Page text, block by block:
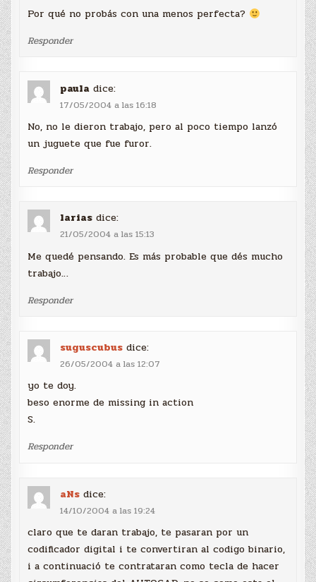
Por qué no probás con una menos perfecta?
Responder
paula dice:
17/05/2004 a las 16:18
No, no le dieron trabajo, pero al poco tiempo lanzó
un juguete que fue furor.
Responder
larias dice:
21/05/2004 a las 15:13
Me quedé pensando. Es más probable que dés mucho
trabajo…
Responder
suguscubus dice:
26/05/2004 a las 12:07
yo te doy.
beso enorme de missing in action
S.
Responder
aNs dice:
14/10/2004 a las 19:24
claro que te daran trabajo, te pasaran por un
codificador digital i te convertiran al codigo binario,
i a continuació te contrataran como tecla de hacer